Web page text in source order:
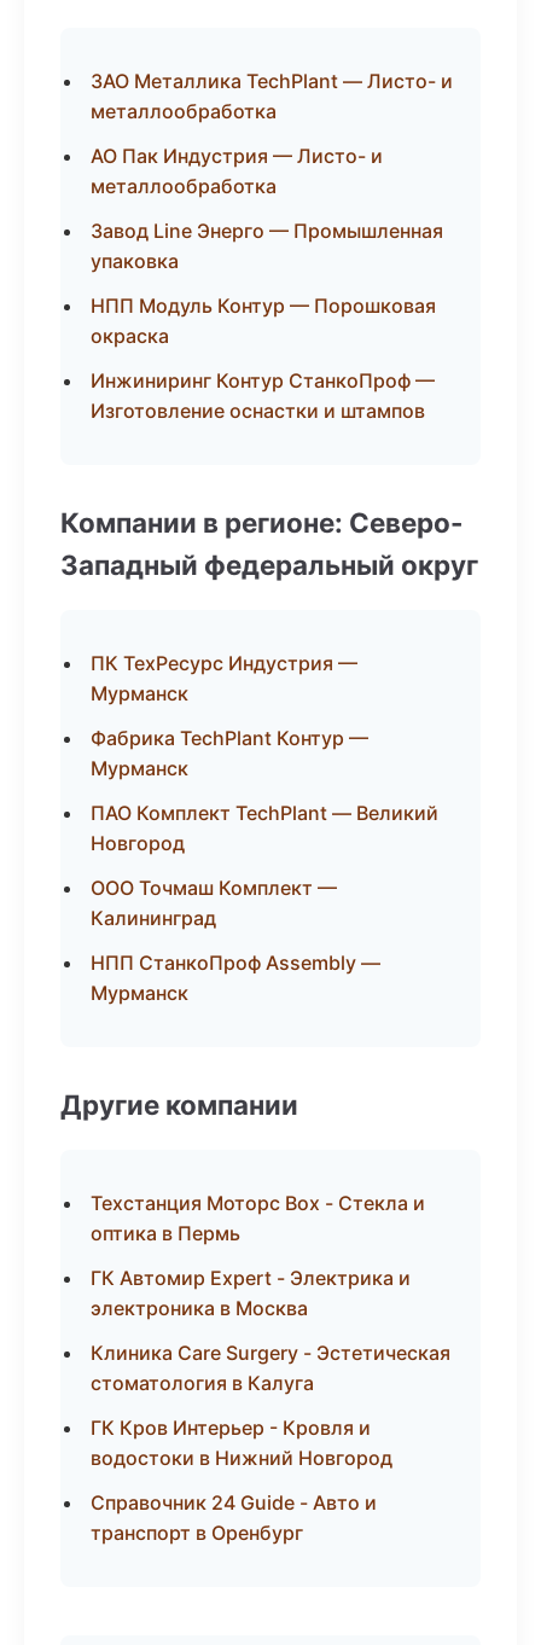
ЗАО Металлика TechPlant — Листо- и
металлообработка
АО Пак Индустрия — Листо- и
металлообработка
Завод Line Энерго — Промышленная
упаковка
НПП Модуль Контур — Порошковая
окраска
Инжиниринг Контур СтанкоПроф —
Изготовление оснастки и штампов
Компании в регионе: Северо-
Западный федеральный округ
ПК ТехРесурс Индустрия —
Мурманск
Фабрика TechPlant Контур —
Мурманск
ПАО Комплект TechPlant — Великий
Новгород
ООО Точмаш Комплект —
Калининград
НПП СтанкоПроф Assembly —
Мурманск
Другие компании
Техстанция Моторс Box - Стекла и
оптика в Пермь
ГК Автомир Expert - Электрика и
электроника в Москва
Клиника Care Surgery - Эстетическая
стоматология в Калуга
ГК Кров Интерьер - Кровля и
водостоки в Нижний Новгород
Справочник 24 Guide - Авто и
транспорт в Оренбург